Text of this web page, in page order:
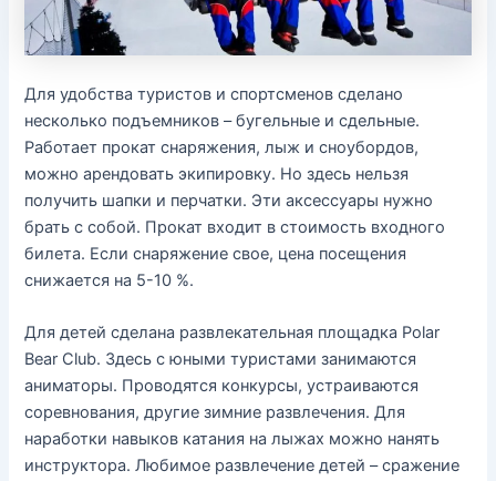
Для удобства туристов и спортсменов сделано
несколько подъемников – бугельные и сдельные.
Работает прокат снаряжения, лыж и сноубордов,
можно арендовать экипировку. Но здесь нельзя
получить шапки и перчатки. Эти аксессуары нужно
брать с собой. Прокат входит в стоимость входного
билета. Если снаряжение свое, цена посещения
снижается на 5-10 %.
Для детей сделана развлекательная площадка Polar
Bear Club. Здесь с юными туристами занимаются
аниматоры. Проводятся конкурсы, устраиваются
соревнования, другие зимние развлечения. Для
наработки навыков катания на лыжах можно нанять
инструктора. Любимое развлечение детей – сражение